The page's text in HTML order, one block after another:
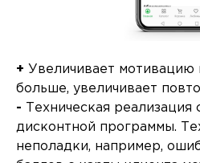
+ Увеличивает мотивацию
больше, увеличивает
- Техническая реализация
дисконтной программы.
неполадки, например,